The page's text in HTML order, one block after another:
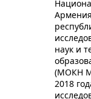
наук и
(МОКН
2018